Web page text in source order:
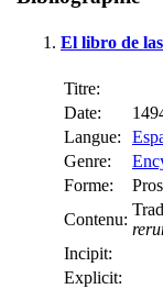
El libro de
Titre:
Date:
Langue:
Genre:
Forme:
Contenu:
Incipit:
Explicit: